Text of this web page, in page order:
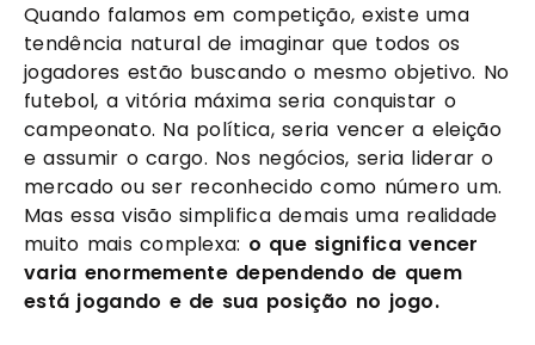
Quando falamos em competição, existe uma
tendência natural de imaginar que todos os
jogadores estão buscando o mesmo objetivo. No
futebol, a vitória máxima seria conquistar o
campeonato. Na política, seria vencer a eleição
e assumir o cargo. Nos negócios, seria liderar o
mercado ou ser reconhecido como número um.
Mas essa visão simplifica demais uma realidade
muito mais complexa: o que significa vencer
varia enormemente dependendo de quem
está jogando e de sua posição no jogo.